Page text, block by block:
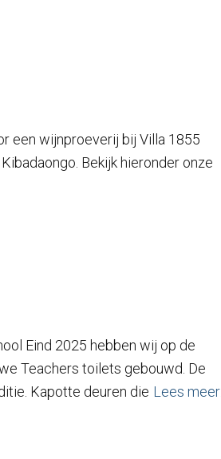
een wijnproeverij bij Villa 1855
Bekijk hieronder onze
Eind 2025 hebben wij op de
Teachers toilets gebouwd. De
Kapotte deuren die Lees meer…